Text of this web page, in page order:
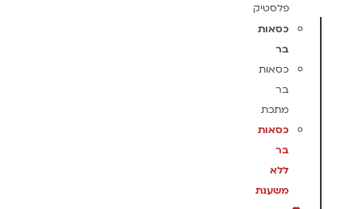
פלסטיק
כסאות
בר
כסאות
בר
מתכת
כסאות
בר
ללא
משענת